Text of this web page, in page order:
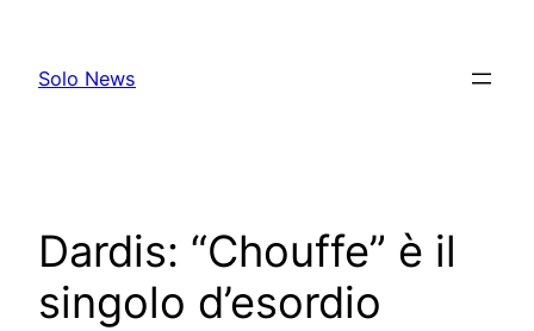
content
Solo News
Dardis: “Chouffe” è il
singolo d’esordio